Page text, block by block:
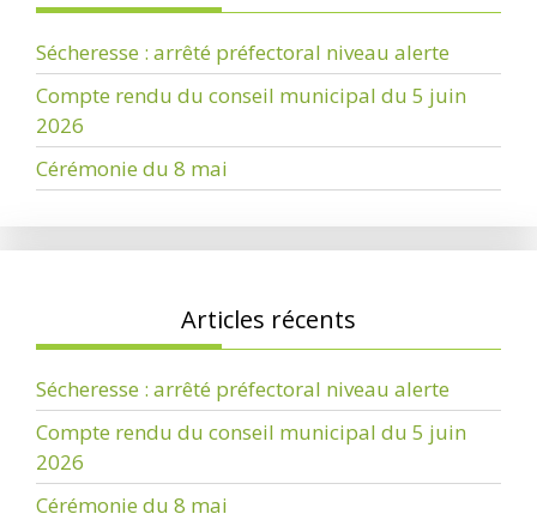
Sécheresse : arrêté préfectoral niveau alerte
Compte rendu du conseil municipal du 5 juin
2026
Cérémonie du 8 mai
Articles récents
Sécheresse : arrêté préfectoral niveau alerte
Compte rendu du conseil municipal du 5 juin
2026
Cérémonie du 8 mai